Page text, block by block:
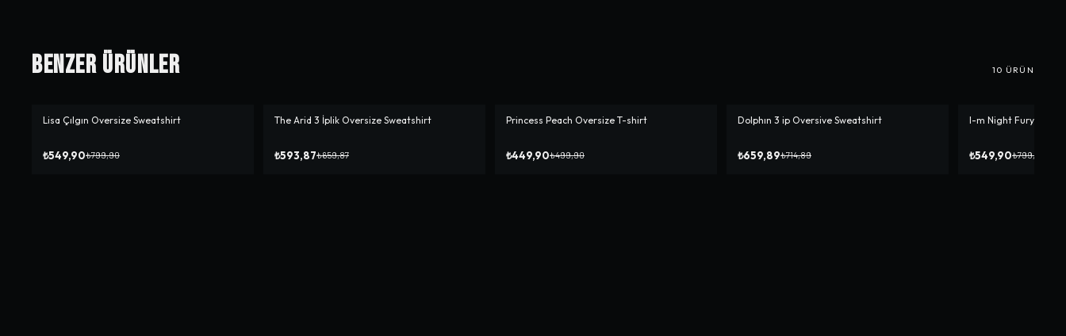
Benzer Ürünler 10 ÜRÜN
-%31
Lisa Çılgın Oversize Sweatshirt
₺549,90₺799,90
-%10
The Arid 3 İplik Oversize Sweatshirt
₺593,87₺659,87
-%10
Princess Peach Oversize T-shirt
₺449,90₺499,90
-% 8
Dolphın 3 ip Oversive Sweatshirt
₺659,89₺714,89
-%31
I-m Night Fury
₺549,90₺799,90